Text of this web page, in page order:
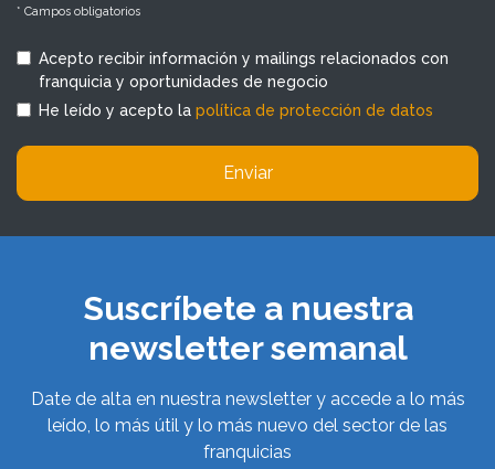
* Campos obligatorios
Acepto recibir información y mailings relacionados con
franquicia y oportunidades de negocio
He leído y acepto la política de protección de datos
Enviar
Suscríbete a nuestra
newsletter semanal
Date de alta en nuestra newsletter y accede a lo más
leído, lo más útil y lo más nuevo del sector de las
franquicias